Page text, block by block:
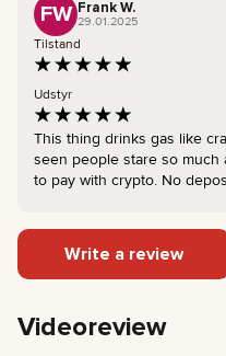
FW Frank W.
29.01.2025
Tilstand
Udstyr
This thing drinks gas like
seen people stare so much
to pay with crypto. No
Write a review
Videoreview